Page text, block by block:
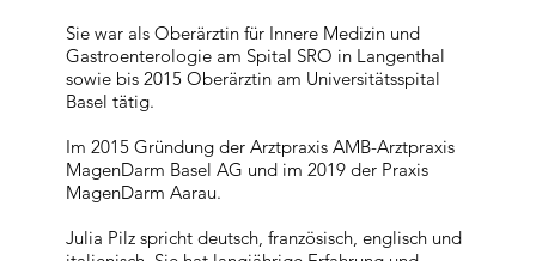
Sie war als Oberärztin für Innere Medizin und
Gastroenterologie am Spital SRO in Langenthal
sowie bis 2015 Oberärztin am Universitätsspital
Basel tätig.
Im 2015 Gründung der Arztpraxis AMB-Arztpraxis
MagenDarm Basel AG und im 2019 der Praxis
MagenDarm Aarau.
Julia Pilz spricht deutsch, französisch, englisch und